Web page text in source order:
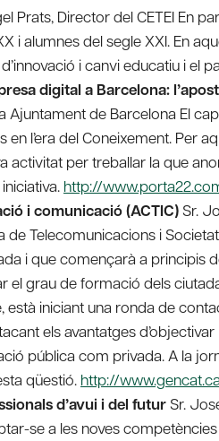
Prats, Director del CETEI En
i alumnes del segle XXI. En
i canvi educatiu i el
digital a Barcelona:
Ajuntament de Barcelona El
l’era del Coneixement. Per
activitat per treballar la que
http://
i comunicació (ACTIC)Sr.
de Telecomunicacions i
i que començarà a principis
el grau de formació dels
iniciant una ronda de
els avantatges
pública com privada. A la
qüestió. http://
d’avui i del futurSr.
se a les noves